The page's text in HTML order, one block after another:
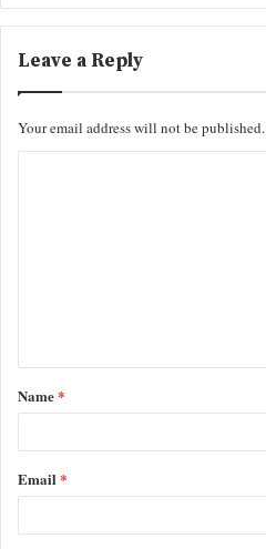
Leave a Reply
Your email address will not be published.
t
*
Name*
Email*